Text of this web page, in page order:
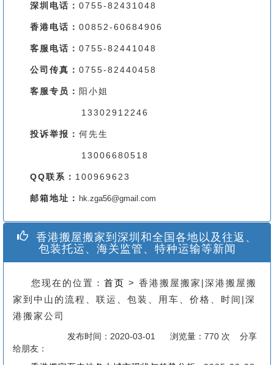
深圳电话： 0755-82431048
香港电话： 00852-60684906
客服电话： 0755-82441048
公司传真： 0755-82440458
客服专员： 阳小姐
13302912246
投诉举报： 何先生
13006680518
QQ联系： 100969623
邮箱地址： hk.zga56@gmail.com
香港搬屋搬家到深圳和全国各地以及往返、
包装托运、海关监管、特种运输等新闻
您现在的位置： 首页 > 香港搬屋搬家|深港搬屋搬
家到中山的流程、联运、包装、用车、价格、时间|深
港搬家公司
发布时间：2020-03-01 浏览量：770 次 分享
给朋友：